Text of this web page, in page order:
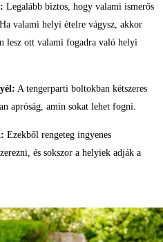
Legalább biztos, hogy valami ismerős
valami helyi ételre vágysz, akkor
lesz ott valami fogadra való helyi
A tengerparti boltokban kétszeres
apróság, amin sokat lehet fogni.
Ezekből rengeteg ingyenes
és sokszor a helyiek adják a